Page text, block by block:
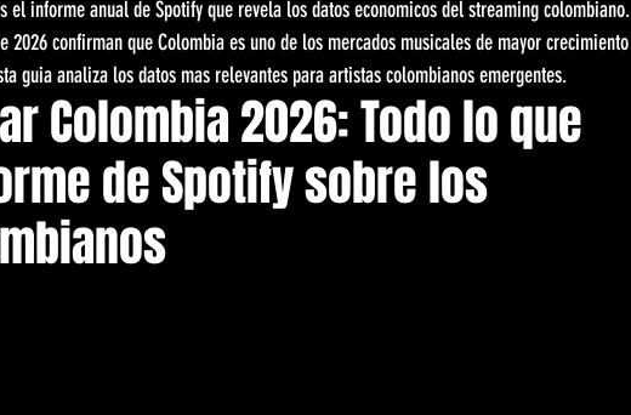
el informe anual de Spotify que revela los datos economicos del streaming colombiano.
2026 confirman que Colombia es uno de los mercados musicales de mayor crecimiento
guia analiza los datos mas relevantes para artistas colombianos emergentes.
Colombia 2026: Todo lo que
de Spotify sobre los